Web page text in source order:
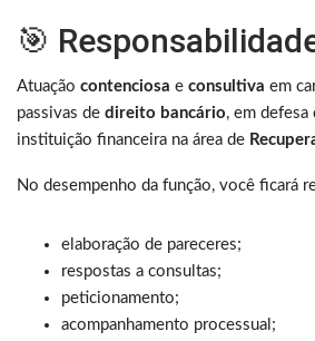
🎯
Atuação contenciosa e consultiva em
passivas de direito bancário, em
instituição financeira na área de
No desempenho da função, você ficará
elaboração de pareceres;
respostas a consultas;
peticionamento;
acompanhamento processual;